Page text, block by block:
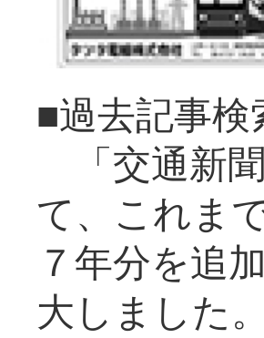
■過去記事
「交通新
て、これま
７年分を追
大し